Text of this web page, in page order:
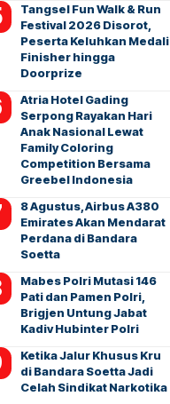
Tangsel Fun Walk & Run
Festival 2026 Disorot,
Peserta Keluhkan Medali
Finisher hingga
Doorprize
Atria Hotel Gading
Serpong Rayakan Hari
Anak Nasional Lewat
Family Coloring
Competition Bersama
Greebel Indonesia
8 Agustus, Airbus A380
Emirates Akan Mendarat
Perdana di Bandara
Soetta
Mabes Polri Mutasi 146
Pati dan Pamen Polri,
Brigjen Untung Jabat
Kadiv Hubinter Polri
Ketika Jalur Khusus Kru
di Bandara Soetta Jadi
Celah Sindikat Narkotika